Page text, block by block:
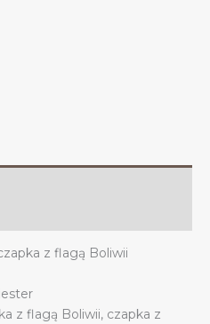
z flagą Boliwii
z flagą Boliwii, czapka z